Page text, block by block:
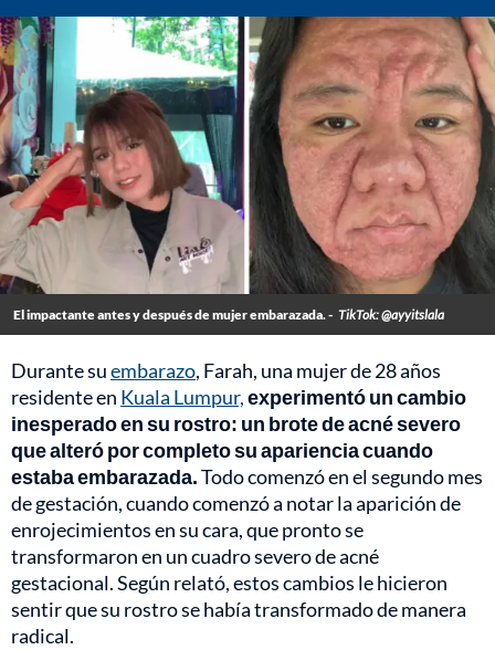
El impactante antes y después de mujer embarazada. - TikTok: @ayyitslala
Durante suembarazo, Farah, una mujer de 28 años
residente en Kuala Lumpur,experimentó un cambio
inesperado en su rostro: un brote de acné severo
que alteró por completo su apariencia cuando
estaba embarazada.Todo comenzó en el segundo mes
de gestación, cuando comenzó a notar la aparición de
enrojecimientos en su cara, que pronto se
transformaron en un cuadro severo de acné
gestacional. Según relató, estos cambios le hicieron
sentir que su rostro se había transformado de manera
radical.